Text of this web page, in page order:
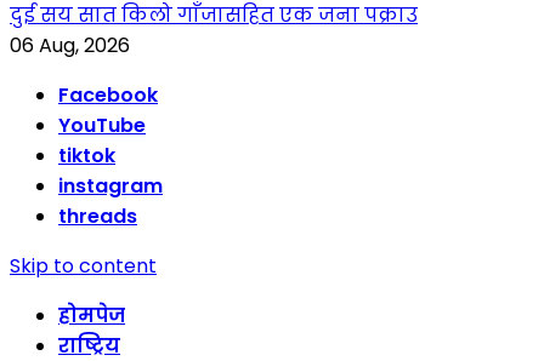
दुई सय सात किलो गाँजासहित एक जना पक्राउ
06 Aug, 2026
Facebook
YouTube
tiktok
instagram
threads
Skip to content
होमपेज
राष्ट्रिय